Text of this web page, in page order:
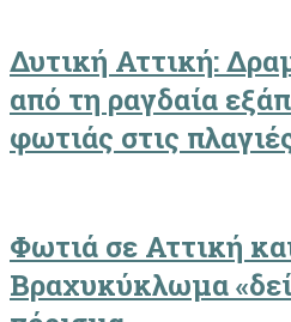
Δυτική Αττική:
από τη ραγδαία
φωτιάς στις
Φωτιά σε Αττική
Βραχυκύκλωμα